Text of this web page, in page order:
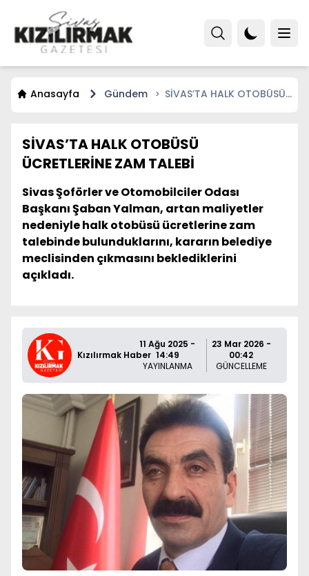
Anasayfa Gündem
SİVAS’TA HALK OTOBÜSÜ
SİVAS’TA HALK OTOBÜSÜ
ÜCRETLERİNE ZAM TALEBİ
Sivas Şoförler ve Otomobilciler Odası
Başkanı Şaban Yalman, artan maliyetler
nedeniyle halk otobüsü ücretlerine zam
talebinde bulunduklarını, kararın belediye
meclisinden çıkmasını beklediklerini
açıkladı.
Kızılırmak Haber
11 Ağu 2025 -
14:49
YAYINLANMA
23 Mar 2026 -
00:42
GÜNCELLEME